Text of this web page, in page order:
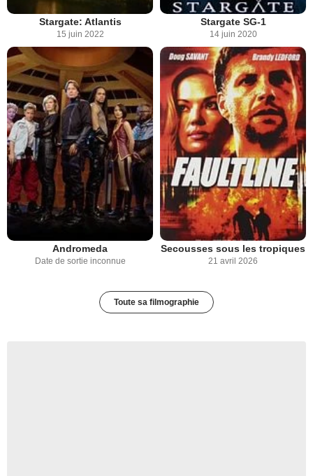
Stargate: Atlantis
15 juin 2022
Stargate SG-1
14 juin 2020
Andromeda
Date de sortie inconnue
Secousses sous les tropiques
21 avril 2026
Toute sa filmographie